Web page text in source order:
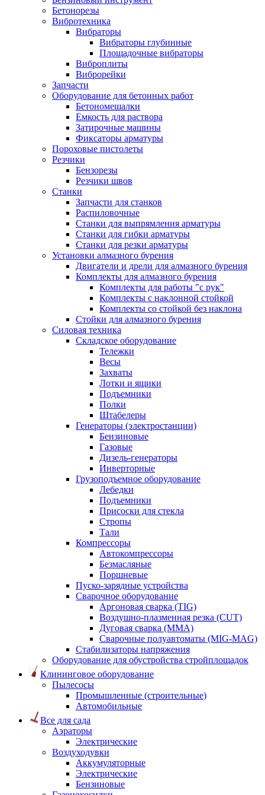
Бетонорезы
Вибротехника
Вибраторы
Вибраторы глубинные
Площадочные вибраторы
Виброплиты
Виброрейки
Запчасти
Оборудование для бетонных работ
Бетономешалки
Емкость для раствора
Затирочные машины
Фиксаторы арматуры
Пороховые пистолеты
Резчики
Бензорезы
Резчики швов
Станки
Запчасти для станков
Распиловочные
Станки для выпрямления арматуры
Станки для гибки арматуры
Станки для резки арматуры
Установки алмазного бурения
Двигатели и дрели для алмазного бурения
Комплекты для алмазного бурения
Комплекты для работы "с рук"
Комплекты с наклонной стойкой
Комплекты со стойкой без наклона
Стойки для алмазного бурения
Силовая техника
Складское оборудование
Тележки
Весы
Захваты
Лотки и ящики
Подъемники
Полки
Штабелеры
Генераторы (электростанции)
Бензиновые
Газовые
Дизель-генераторы
Инверторные
Грузоподъемное оборудование
Лебедки
Подъемники
Присоски для стекла
Стропы
Тали
Компрессоры
Автокомпрессоры
Безмасляные
Поршневые
Пуско-зарядные устройства
Сварочное оборудование
Аргоновая сварка (TIG)
Воздушно-плазменная резка (CUT)
Дуговая сварка (ММА)
Сварочные полуавтоматы (MIG-MAG)
Стабилизаторы напряжения
Оборудование для обустройства стройплощадок
Клининговое оборудование
Пылесосы
Промышленные (строительные)
Автомобильные
Все для сада
Аэраторы
Электрические
Воздуходувки
Аккумуляторные
Электрические
Бензиновые